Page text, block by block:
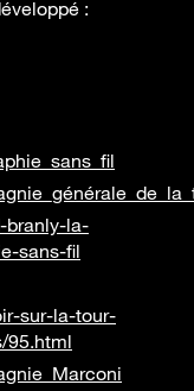
:
branly-la-
sans-fil
sur-la-tour-
95.html